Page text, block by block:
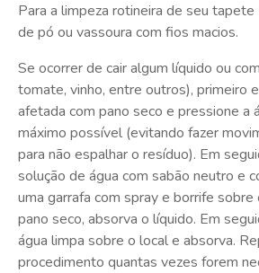
Para a limpeza rotineira de seu
de pó ou vassoura com fios macios.
Se ocorrer de cair algum líquido ou
tomate, vinho, entre outros), primeiro
afetada com pano seco e pressione a
máximo possível (evitando fazer
para não espalhar o resíduo). Em
solução de água com sabão neutro e
uma garrafa com spray e borrife sobre
pano seco, absorva o líquido. Em
água limpa sobre o local e absorva.
procedimento quantas vezes forem